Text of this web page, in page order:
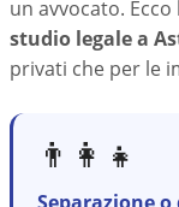
un avvocato.
studio legale a
privati che per le
👨‍👩‍👧